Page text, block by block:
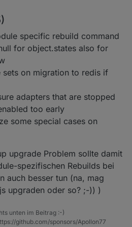
specific rebuild command
for object.states also for
on migration to redis if
adapters that are stopped
too early
some special cases on
upgrade Problem sollte damit
spezifischen Rebuilds bei
auch besser tun (na, mag
upgraden oder so? ;-)) )
unten im Beitrag :-)
github.com/sponsors/Apollon77